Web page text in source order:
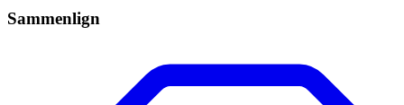
Sammenlign